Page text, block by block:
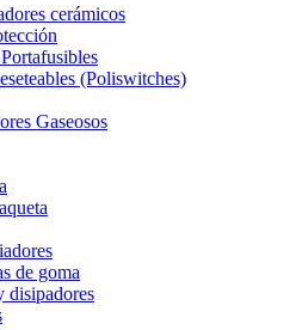
cerámicos
(Poliswitches)
Gaseosos
de goma
disipadores